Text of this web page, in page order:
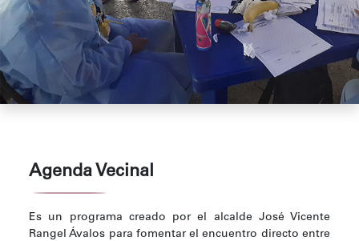
Agenda Vecinal
Es un programa creado por el alcalde José Vicente
Rangel Ávalos para fomentar el encuentro directo entre